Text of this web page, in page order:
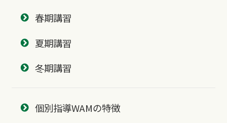
春期講習
夏期講習
冬期講習
個別指導WAMの特徴